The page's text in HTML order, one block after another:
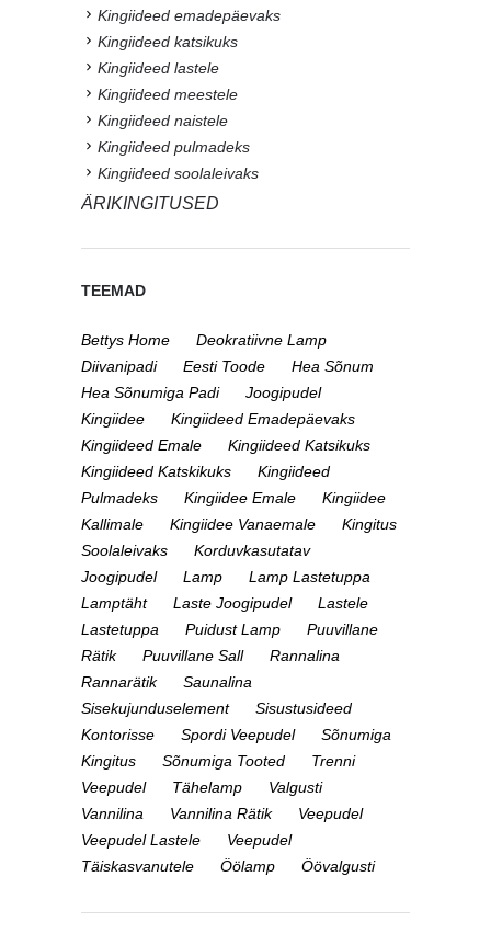
Kingiideed emadepäevaks
Kingiideed katsikuks
Kingiideed lastele
Kingiideed meestele
Kingiideed naistele
Kingiideed pulmadeks
Kingiideed soolaleivaks
ÄRIKINGITUSED
TEEMAD
Bettys Home
Deokratiivne Lamp
Diivanipadi
Eesti Toode
Hea Sõnum
Hea Sõnumiga Padi
Joogipudel
Kingiidee
Kingiideed Emadepäevaks
Kingiideed Emale
Kingiideed Katsikuks
Kingiideed Katskikuks
Kingiideed
Pulmadeks
Kingiidee Emale
Kingiidee
Kallimale
Kingiidee Vanaemale
Kingitus
Soolaleivaks
Korduvkasutatav
Joogipudel
Lamp
Lamp Lastetuppa
Lamptäht
Laste Joogipudel
Lastele
Lastetuppa
Puidust Lamp
Puuvillane
Rätik
Puuvillane Sall
Rannalina
Rannarätik
Saunalina
Sisekujunduselement
Sisustusideed
Kontorisse
Spordi Veepudel
Sõnumiga
Kingitus
Sõnumiga Tooted
Trenni
Veepudel
Tähelamp
Valgusti
Vannilina
Vannilina Rätik
Veepudel
Veepudel Lastele
Veepudel
Täiskasvanutele
Öölamp Öövalgusti